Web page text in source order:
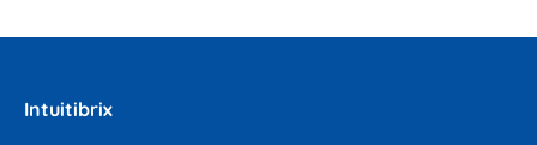
Intuitibrix